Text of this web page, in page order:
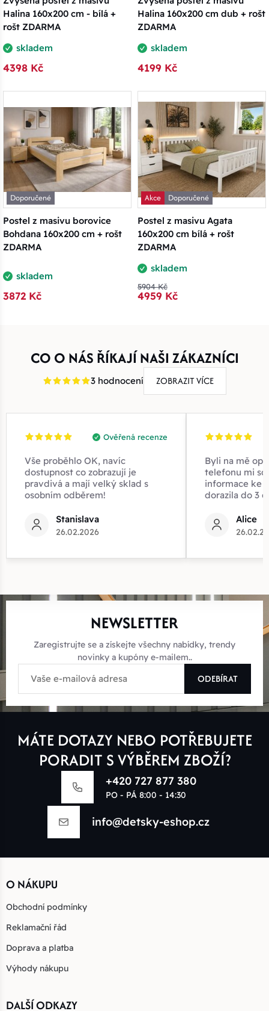
Halina 160x200 cm - bílá +
rošt ZDARMA
skladem
4398 Kč
Halina 160x200 cm dub + rošt
ZDARMA
skladem
4199 Kč
Doporučené
Postel z masivu borovice
Bohdana 160x200 cm + rošt
ZDARMA
skladem
3872 Kč
Akce
Doporučené
Postel z masivu Agata
160x200 cm bílá + rošt
ZDARMA
skladem
5904 Kč
4959 Kč
CO O NÁS ŘÍKAJÍ NAŠI ZÁKAZNÍCI
3 hodnocení ZOBRAZIT VÍCE
Ověřená recenze
Vše proběhlo OK, navíc
dostupnost co zobrazují je
pravdivá a mají velký sklad s
osobním odběrem!
Stanislava
26.02.2026
Byli na mě
telefonu mi
informace ke
dorazila do 3
Alice
NEWSLETTER
Zaregistrujte se a získejte všechny nabídky, trendy
novinky a kupóny e-mailem..
ODEBÍRAT
MÁTE DOTAZY NEBO POTŘEBUJETE
PORADIT S VÝBĚREM ZBOŽÍ?
+420 727 877 380
PO - PÁ 8:00 - 14:30
info@detsky-eshop.cz
O NÁKUPU
Obchodní podmínky
Reklamační řád
Doprava a platba
Výhody nákupu
DALŠÍ ODKAZY